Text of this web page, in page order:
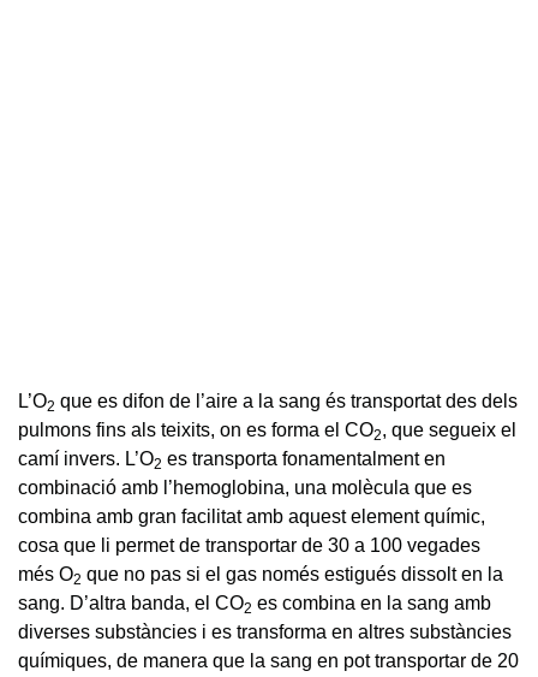
L’O2 que es difon de l’aire a la sang és transportat des dels
pulmons fins als teixits, on es forma el CO2, que segueix el
camí invers. L’O2 es transporta fonamentalment en
combinació amb l’hemoglobina, una molècula que es
combina amb gran facilitat amb aquest element químic,
cosa que li permet de transportar de 30 a 100 vegades
més O2 que no pas si el gas només estigués dissolt en la
sang. D’altra banda, el CO2 es combina en la sang amb
diverses substàncies i es transforma en altres substàncies
químiques, de manera que la sang en pot transportar de 20